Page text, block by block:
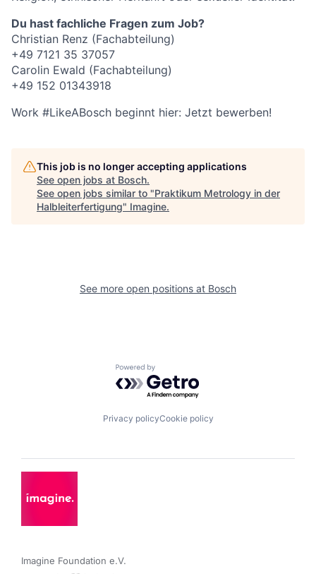
Du hast fachliche Fragen zum Job?
Christian Renz (Fachabteilung)
+49 7121 35 37057
Carolin Ewald (Fachabteilung)
+49 152 01343918
Work #LikeABosch beginnt hier: Jetzt bewerben!
This job is no longer accepting applications
See open jobs at Bosch.
See open jobs similar to "Praktikum Metrology in der
Halbleiterfertigung" Imagine.
See more open positions at Bosch
Powered by Getro.com
Privacy policyCookie policy
Imagine Foundation e.V.